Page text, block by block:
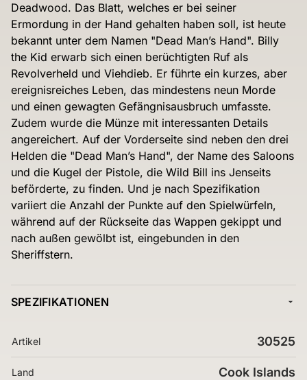
Deadwood. Das Blatt, welches er bei seiner
Ermordung in der Hand gehalten haben soll, ist heute
bekannt unter dem Namen "Dead Man’s Hand". Billy
the Kid erwarb sich einen berüchtigten Ruf als
Revolverheld und Viehdieb. Er führte ein kurzes, aber
ereignisreiches Leben, das mindestens neun Morde
und einen gewagten Gefängnisausbruch umfasste.
Zudem wurde die Münze mit interessanten Details
angereichert. Auf der Vorderseite sind neben den drei
Helden die "Dead Man’s Hand", der Name des Saloons
und die Kugel der Pistole, die Wild Bill ins Jenseits
beförderte, zu finden. Und je nach Spezifikation
variiert die Anzahl der Punkte auf den Spielwürfeln,
während auf der Rückseite das Wappen gekippt und
nach außen gewölbt ist, eingebunden in den
Sheriffstern.
SPEZIFIKATIONEN
Artikel 30525
Land Cook Islands